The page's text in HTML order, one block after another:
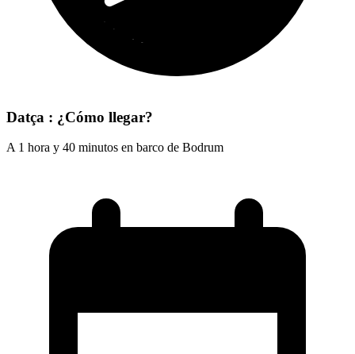
Datça : ¿Cómo llegar?
A 1 hora y 40 minutos en barco de Bodrum